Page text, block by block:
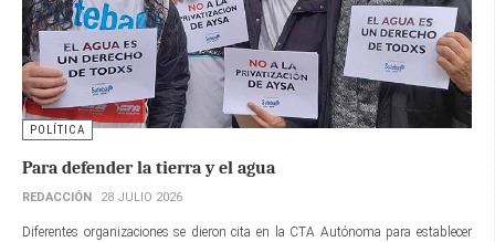
POLÍTICA
Para defender la tierra y el agua
REDACCIÓN 28 JULIO 2026
Diferentes organizaciones se dieron cita en la CTA Autónoma para establecer